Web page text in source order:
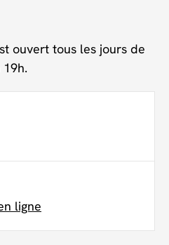
ouvert tous les jours de
ligne